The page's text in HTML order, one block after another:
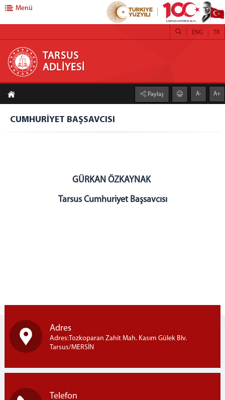
TARSUS ADLİYESİ
ANASAYFA
ADLİYEMİZ
Tarsus Adliyesi
Denetim Serbestlik
Ceza İnfaz Kurumlarımız
İLETİŞİM
Menü
TARSUS
ADLİYESİ
TR
ENG
Paylaş A- A+
CUMHURİYET BAŞSAVCISI
GÜRKAN ÖZKAYNAK
Tarsus Cumhuriyet Başsavcısı
Adres
Adres:Tozkoparan Zahit Mah. Kasım Gülek Blv.
Tarsus/MERSİN
Telefon